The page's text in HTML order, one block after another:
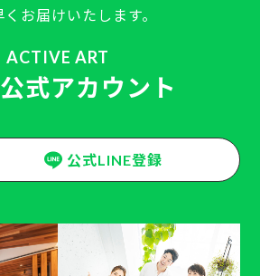
くお届けいたします。
ACTIVE ART
式アカウント
公式LINE登録